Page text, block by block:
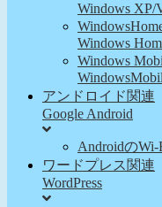
Windows XP/
Windows
Windows
アンドロイド関連
Google Android
Androidの
ワードプレス関連
WordPress